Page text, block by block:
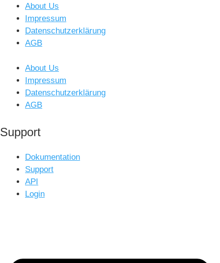
About Us
Impressum
Datenschutzerklärung
AGB
About Us
Impressum
Datenschutzerklärung
AGB
Support
Dokumentation
Support
API
Login